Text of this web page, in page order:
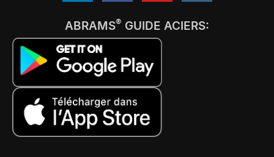
ABRAMS® GUIDE ACIERS: